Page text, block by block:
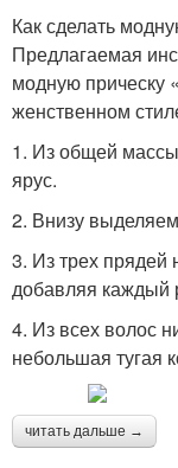
Как сделать
Предлагаемая
модную прическу
женственном
1. Из общей
ярус.
2. Внизу
3. Из трех прядей
добавляя каждый
4. Из всех волос
небольшая тугая
читать дальше →